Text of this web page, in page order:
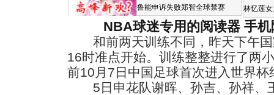
鲁能申诉失败郑智全球禁赛
林忆莲
NBA球迷专用的阅读器 手
和前两天训练不同，昨天下午国
16时准点开始。训练整整进行了两
前10月7日中国足球首次进入世界杯
5日申花队谢晖、孙吉、孙祥、